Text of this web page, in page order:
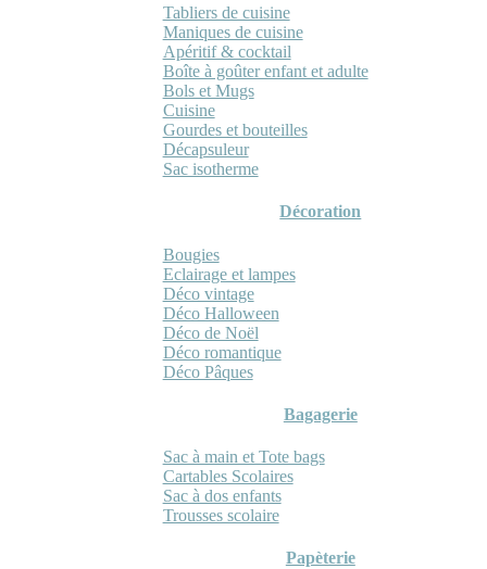
Tabliers de cuisine
Maniques de cuisine
Apéritif & cocktail
Boîte à goûter enfant et adulte
Bols et Mugs
Cuisine
Gourdes et bouteilles
Décapsuleur
Sac isotherme
Décoration
Bougies
Eclairage et lampes
Déco vintage
Déco Halloween
Déco de Noël
Déco romantique
Déco Pâques
Bagagerie
Sac à main et Tote bags
Cartables Scolaires
Sac à dos enfants
Trousses scolaire
Papèterie